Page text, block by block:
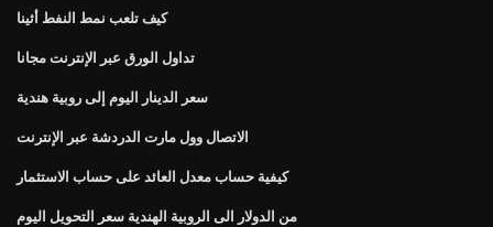
كيف تلعب نمط النفط أثينا
تداول الورق عبر الإنترنت مجانا
سعر الدينار اليوم إلى روبية هندية
الاتصال وول مارت الدردشة عبر الإنترنت
كيفية حساب معدل العائد على حساب الاستثمار
من الدولار الى الروبية الهندية سعر التحويل اليوم